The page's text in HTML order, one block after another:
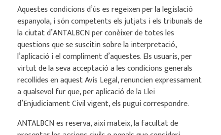
Aquestes condicions d’ús es regeixen per la legislació
espanyola, i són competents els jutjats i els tribunals de
la ciutat d’ANTALBCN per conèixer de totes les
qüestions que se suscitin sobre la interpretació,
l’aplicació i el compliment d’aquestes. Els usuaris, per
virtut de la seva acceptació a les condicions generals
recollides en aquest Avís Legal, renuncien expressament
a qualsevol fur que, per aplicació de la Llei
d’Enjudiciament Civil vigent, els pugui correspondre.
ANTALBCN es reserva, així mateix, la facultat de